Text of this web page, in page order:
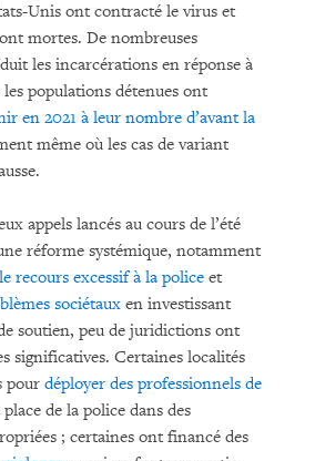
Unis ont contracté le virus et
mortes. De nombreuses
les incarcérations en réponse à
populations détenues ont
en 2021 à leur nombre d’avant la
même où les cas de variant
appels lancés au cours de l’été
réforme systémique, notamment
recours excessif à la police et
sociétaux en investissant
soutien, peu de juridictions ont
significatives. Certaines localités
pour déployer des professionnels de
place de la police dans des
; certaines ont financé des